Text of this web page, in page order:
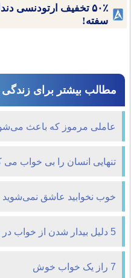
۵۰٪ تخفیف ارتودنسی
سفته!
مطالب بیشتر برای زندگی
عاملی مرموز که باعث
تنهایی انسان را بی خواب می
خوب نخوابید عاشق نمی‌شوید
5 دلیل بیدار شدن از خواب در میانه‌های شب
7 راز یک خواب خوش